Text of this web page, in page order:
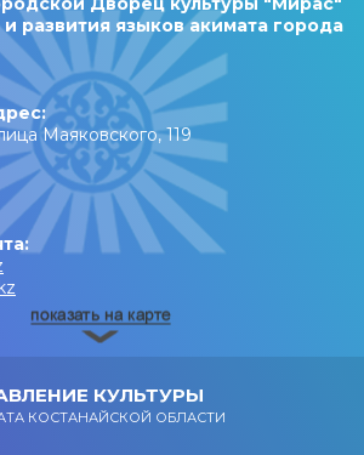
и развития языков акимата города
Маяковского, 119
КУЛЬТУРЫ
КОСТАНАЙСКОЙ ОБЛАСТИ